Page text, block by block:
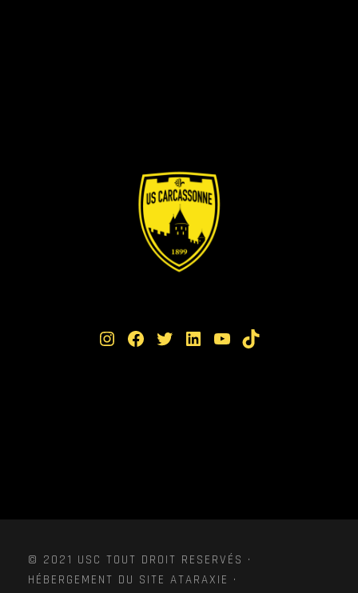
Instagram Facebook Twitter LinkedIn YouTube TikTok
© 2021 USC TOUT DROIT RESERVÉS ·
HÉBERGEMENT DU SITE ATARAXIE ·